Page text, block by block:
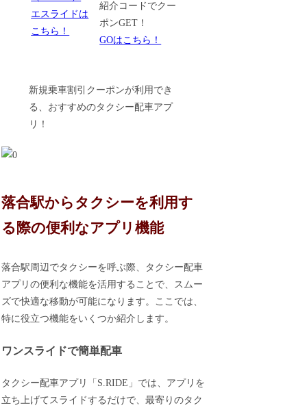
エスライドは
こちら！
紹介コードでクー
ポンGET！
GOはこちら！
新規乗車割引クーポンが利用でき
る、おすすめのタクシー配車アプ
リ！
落合駅からタクシーを利用す
る際の便利なアプリ機能
落合駅周辺でタクシーを呼ぶ際、タクシー配車
アプリの便利な機能を活用することで、スムー
ズで快適な移動が可能になります。ここでは、
特に役立つ機能をいくつか紹介します。
ワンスライドで簡単配車
タクシー配車アプリ「S.RIDE」では、アプリを
立ち上げてスライドするだけで、最寄りのタク